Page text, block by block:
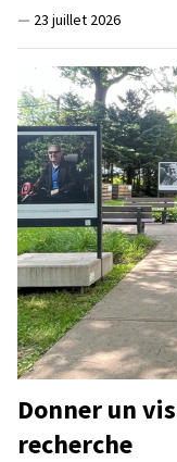
— 23 juillet 2026
Donner un
recherche